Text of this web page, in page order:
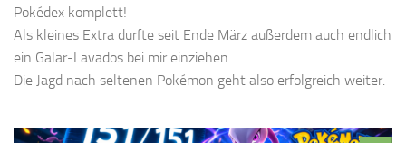
Pokédex komplett!
Als kleines Extra durfte seit Ende März außerdem auch endlich
ein Galar-Lavados bei mir einziehen.
Die Jagd nach seltenen Pokémon geht also erfolgreich weiter.